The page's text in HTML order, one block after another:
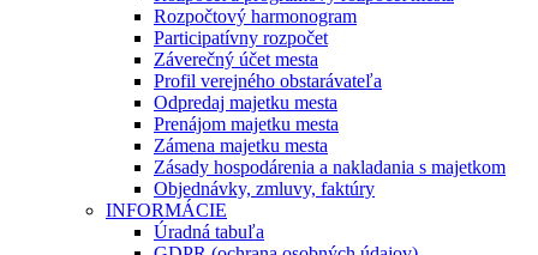
Rozpočtový harmonogram
Participatívny rozpočet
Záverečný účet mesta
Profil verejného obstarávateľa
Odpredaj majetku mesta
Prenájom majetku mesta
Zámena majetku mesta
Zásady hospodárenia a nakladania s majetkom
Objednávky, zmluvy, faktúry
INFORMÁCIE
Úradná tabuľa